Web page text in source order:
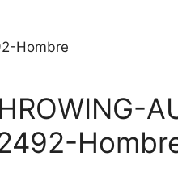
Hombre